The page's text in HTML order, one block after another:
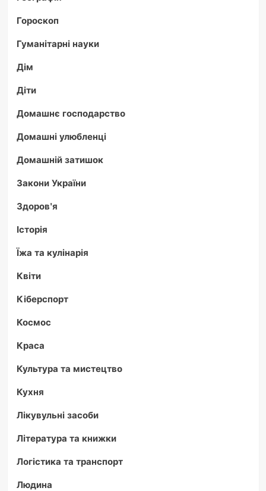
Гороскоп
Гуманітарні науки
Дім
Діти
Домашнє господарство
Домашні улюбленці
Домашній затишок
Закони України
Здоров'я
Історія
Їжа та кулінарія
Квіти
Кіберспорт
Космос
Краса
Культура та мистецтво
Кухня
Лікувульні засоби
Література та книжки
Логістика та транспорт
Людина